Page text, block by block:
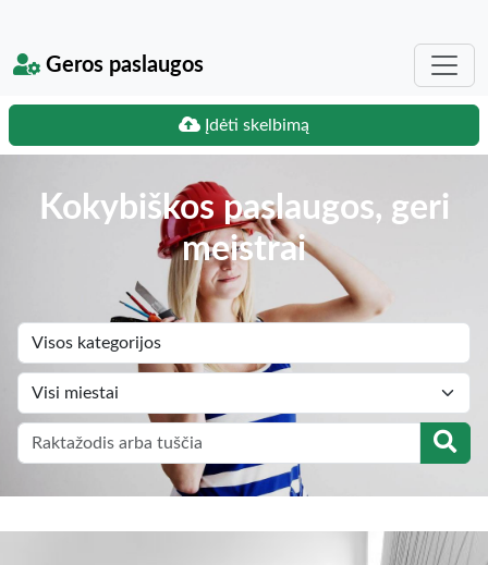
Geros paslaugos
Įdėti skelbimą
Kokybiškos paslaugos, geri
meistrai